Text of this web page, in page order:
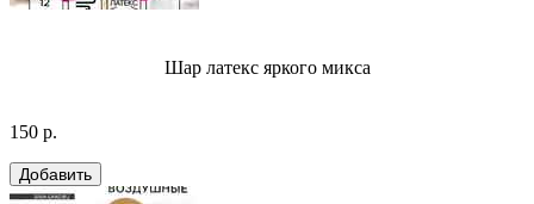
Шар латекс яркого микса
150 р.